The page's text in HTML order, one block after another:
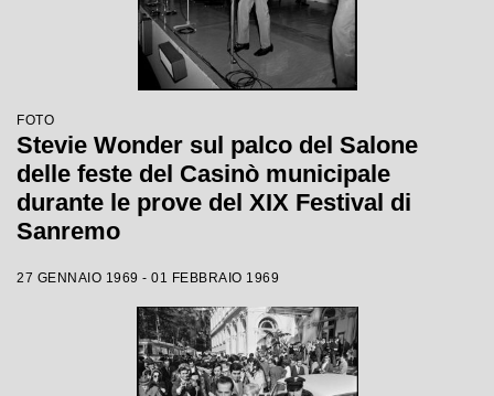
FOTO
Stevie Wonder sul palco del Salone
delle feste del Casinò municipale
durante le prove del XIX Festival di
Sanremo
27 GENNAIO 1969 - 01 FEBBRAIO 1969